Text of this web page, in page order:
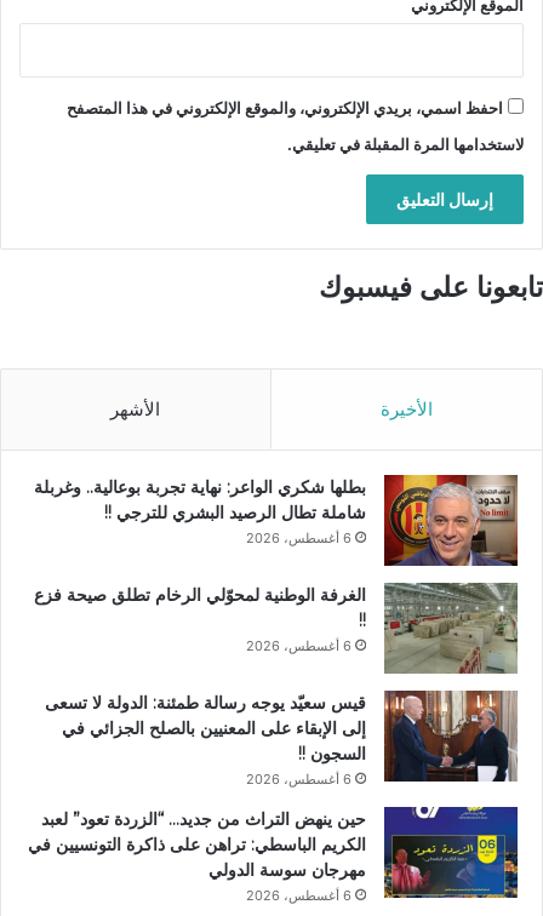
الموقع الإلكتروني
احفظ اسمي، بريدي الإلكتروني، والموقع الإلكتروني في هذا المتصفح
لاستخدامها المرة المقبلة في تعليقي.
تابعونا على فيسبوك
الأخيرة الأشهر
بطلها شكري الواعر: نهاية تجربة بوعالية.. وغربلة
شاملة تطال الرصيد البشري للترجي !!
6 أغسطس، 2026
الغرفة الوطنية لمحوّلي الرخام تطلق صيحة فزع
!!
6 أغسطس، 2026
قيس سعيّد يوجه رسالة طمئنة: الدولة لا تسعى
إلى الإبقاء على المعنيين بالصلح الجزائي في
السجون !!
6 أغسطس، 2026
حين ينهض التراث من جديد… “الزردة تعود” لعبد
الكريم الباسطي: تراهن على ذاكرة التونسيين في
مهرجان سوسة الدولي
6 أغسطس، 2026